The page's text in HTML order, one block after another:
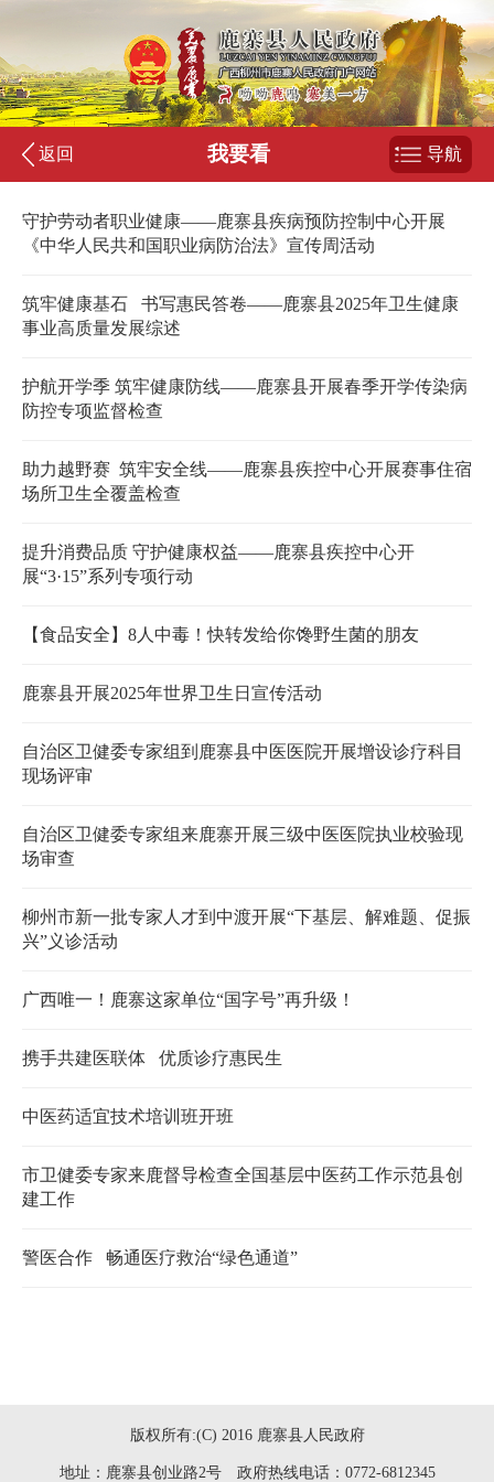
返回 我要看 导航
守护劳动者职业健康——鹿寨县疾病预防控制中心开展
《中华人民共和国职业病防治法》宣传周活动
筑牢健康基石 书写惠民答卷——鹿寨县2025年卫生健康
事业高质量发展综述
护航开学季 筑牢健康防线——鹿寨县开展春季开学传染病
防控专项监督检查
助力越野赛 筑牢安全线——鹿寨县疾控中心开展赛事住宿
场所卫生全覆盖检查
提升消费品质 守护健康权益——鹿寨县疾控中心开
展“3·15”系列专项行动
【食品安全】8人中毒！快转发给你馋野生菌的朋友
鹿寨县开展2025年世界卫生日宣传活动
自治区卫健委专家组到鹿寨县中医医院开展增设诊疗科目
现场评审
自治区卫健委专家组来鹿寨开展三级中医医院执业校验现
场审查
柳州市新一批专家人才到中渡开展“下基层、解难题、促振
兴”义诊活动
广西唯一！鹿寨这家单位“国字号”再升级！
携手共建医联体 优质诊疗惠民生
中医药适宜技术培训班开班
市卫健委专家来鹿督导检查全国基层中医药工作示范县创
建工作
警医合作 畅通医疗救治“绿色通道”
版权所有:(C) 2016 鹿寨县人民政府
地址：鹿寨县创业路2号 政府热线电话：0772-6812345